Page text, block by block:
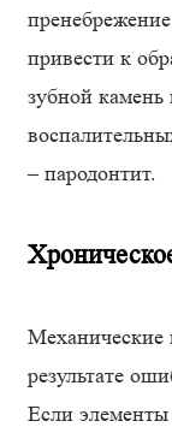
привести к
зубной камень
– пародонтит.
Механические
результате
Если